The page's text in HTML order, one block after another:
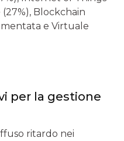
Blockchain
e Virtuale
per la gestione
ritardo nei